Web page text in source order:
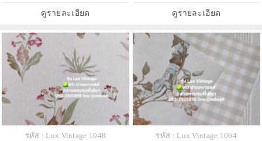
ดูรายละเอียด ดูรายละเอียด
รหัส : Lux Vintage 1048
รหัส : Lux Vintage 1064